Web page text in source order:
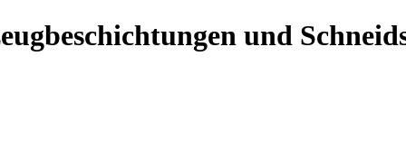
und